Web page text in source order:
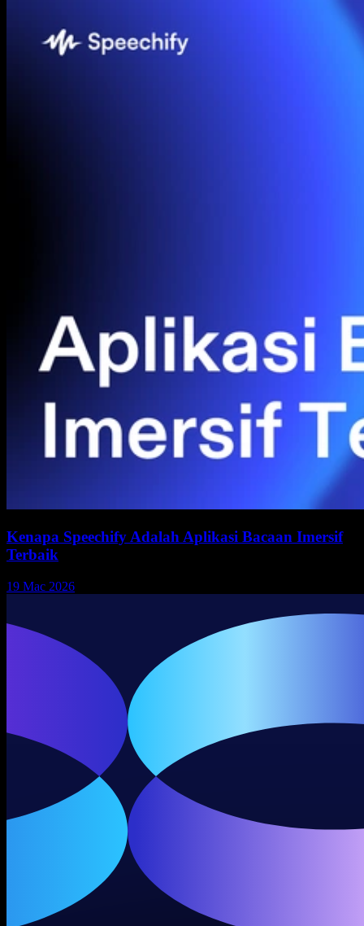
Kenapa Speechify Adalah Aplikasi Bacaan Imersif
Terbaik
19 Mac 2026